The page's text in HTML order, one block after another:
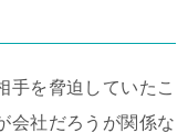
手を脅迫していたこ
会社だろうが関係な